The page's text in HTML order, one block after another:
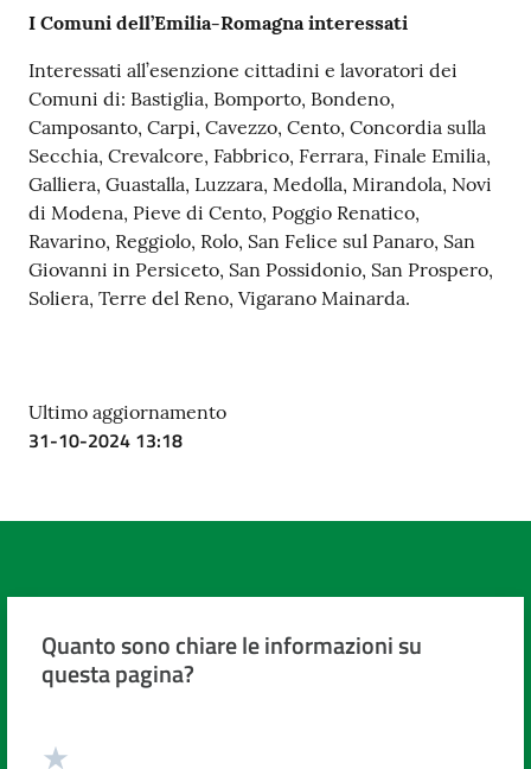
I Comuni dell’Emilia-Romagna interessati
Interessati all’esenzione cittadini e lavoratori dei
Comuni di: Bastiglia, Bomporto, Bondeno,
Camposanto, Carpi, Cavezzo, Cento, Concordia sulla
Secchia, Crevalcore, Fabbrico, Ferrara, Finale Emilia,
Galliera, Guastalla, Luzzara, Medolla, Mirandola, Novi
di Modena, Pieve di Cento, Poggio Renatico,
Ravarino, Reggiolo, Rolo, San Felice sul Panaro, San
Giovanni in Persiceto, San Possidonio, San Prospero,
Soliera, Terre del Reno, Vigarano Mainarda.
Ultimo aggiornamento
31-10-2024 13:18
Quanto sono chiare le informazioni su
questa pagina?